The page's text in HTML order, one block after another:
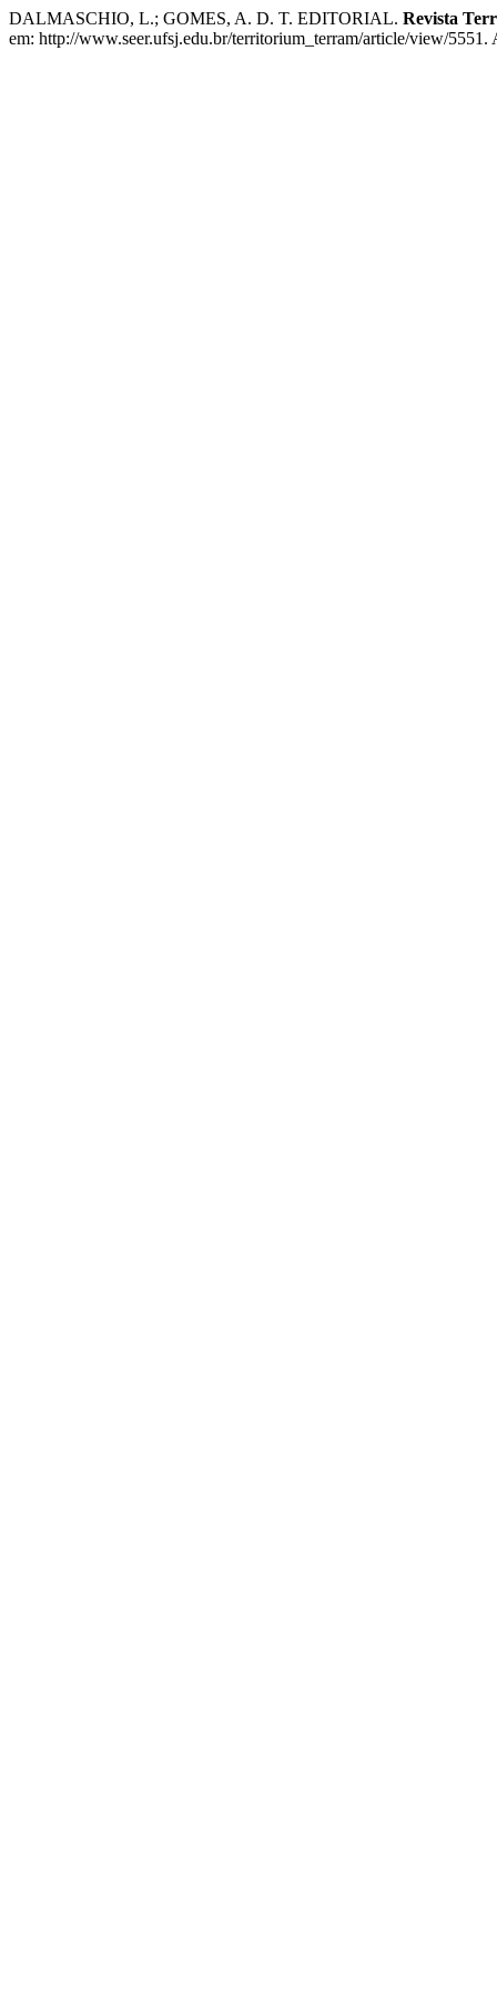
DALMASCHIO, L.; GOMES, A. D. T. EDITORIAL. Revista
em: http://www.seer.ufsj.edu.br/territorium_terram/article/view/5551.